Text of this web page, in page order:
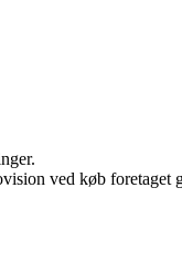
ved køb